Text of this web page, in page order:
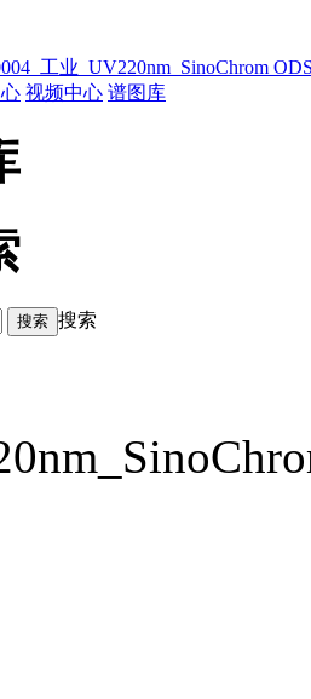
工业_UV220nm_SinoChrom
视频中心 谱图库
搜索